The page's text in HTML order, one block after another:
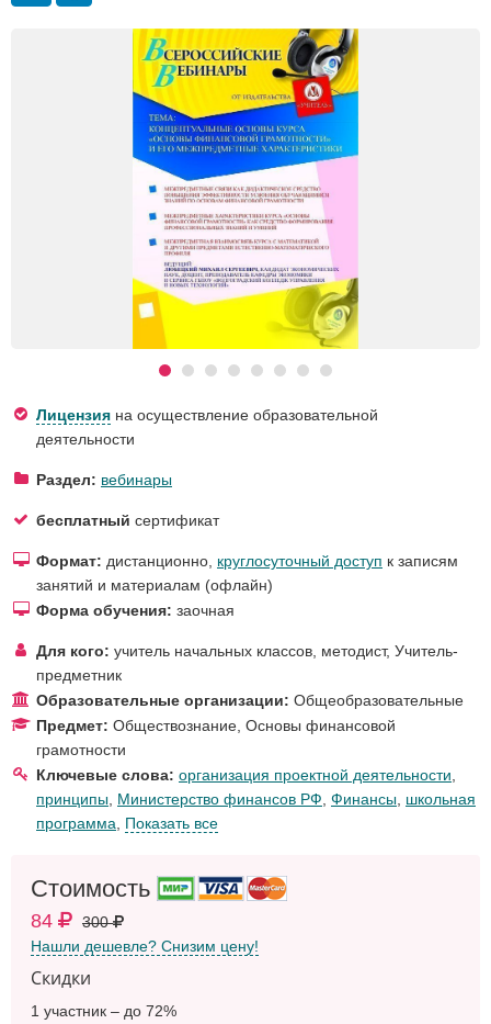
Лицензия на осуществление образовательной
деятельности
Раздел: вебинары
бесплатный сертификат
Формат: дистанционно, круглосуточный доступ к записям
занятий и материалам (офлайн)
Форма обучения: заочная
Для кого: учитель начальных классов методист, Учитель-
предметник
Образовательные организации: Общеобразовательные
Предмет: Обществознание Основы финансовой
грамотности
Ключевые слова: организация проектной деятельности
принципы Министерство финансов РФ Финансы школьная
программа
Показать все
Стоимость
84
300
Нашли дешевле? Снизим цену!
Скидки
1 участник – до 72%